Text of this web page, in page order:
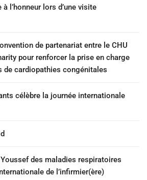
l’honneur lors d’une visite
de partenariat entre le CHU
pour renforcer la prise en charge
de cardiopathies congénitales
célèbre la journée internationale
des maladies respiratoires
de l’infirmier(ère)